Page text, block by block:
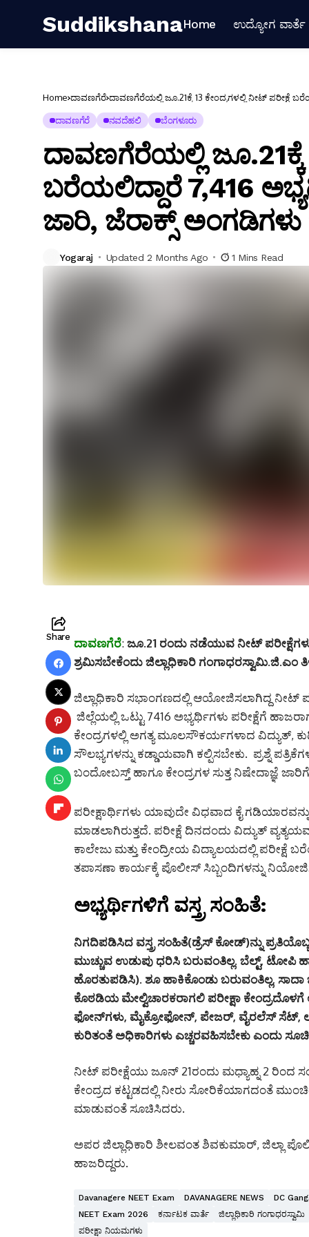
SuddikshanaHome ಉದ್ಯೋಗ ವಾರ್ತೆ
Home ದಾವಣಗೆರೆ ದಾವಣಗೆರೆಯಲ್ಲಿ ಜೂ.21ಕ್ಕೆ 13 ಕೇಂದ್ರಗಳಲ್ಲಿ ನೀಟ್ ಪರೀಕ್ಷೆ
ದಾವಣಗೆರೆ ನವದೆಹಲಿ ಬೆಂಗಳೂರು
ದಾವಣಗೆರೆಯಲ್ಲಿ ಜೂ.21ಕ್ಕೆ
ಬರೆಯಲಿದ್ದಾರೆ 7,416
ಜಾರಿ, ಜೆರಾಕ್ಸ್
Yogaraj Updated 2 Months Ago 1 Mins Read
Share ದಾವಣಗೆರೆ:ಜೂ.21 ರಂದು ನಡೆಯುವ ನೀಟ್
ಶ್ರಮಿಸಬೇಕೆಂದು ಜಿಲ್ಲಾಧಿಕಾರಿ ಗಂಗಾಧರಸ್ವಾಮಿ.ಜಿ.ಎಂ
ಜಿಲ್ಲಾಧಿಕಾರಿ ಸಭಾಂಗಣದಲ್ಲಿ ಆಯೋಜಿಸಲಾಗಿದ್ದ ನೀಟ್
ಜಿಲ್ಲೆಯಲ್ಲಿ ಒಟ್ಟು 7416 ಅಭ್ಯರ್ಥಿಗಳು ಪರೀಕ್ಷೆಗೆ
ಕೇಂದ್ರಗಳಲ್ಲಿ ಅಗತ್ಯ ಮೂಲಸೌಕರ್ಯಗಳಾದ ವಿದ್ಯುತ್,
ಸೌಲಭ್ಯಗಳನ್ನು ಕಡ್ಡಾಯವಾಗಿ ಕಲ್ಪಿಸಬೇಕು. ಪ್ರಶ್ನೆ
ಬಂದೋಬಸ್ತ್ ಹಾಗೂ ಕೇಂದ್ರಗಳ ಸುತ್ತ ನಿಷೇದಾಜ್ಞೆ
ಪರೀಕ್ಷಾರ್ಥಿಗಳು ಯಾವುದೇ ವಿಧವಾದ ಕೈ
ಮಾಡಲಾಗಿರುತ್ತದೆ. ಪರೀಕ್ಷೆ ದಿನದಂದು ವಿದ್ಯುತ್
ಕಾಲೇಜು ಮತ್ತು ಕೇಂದ್ರೀಯ ವಿದ್ಯಾಲಯದಲ್ಲಿ ಪರೀಕ್ಷೆ
ತಪಾಸಣಾ ಕಾರ್ಯಕ್ಕೆ ಪೊಲೀಸ್ ಸಿಬ್ಬಂದಿಗಳನ್ನು
ಅಭ್ಯರ್ಥಿಗಳಿಗೆ ವಸ್ತ್ರ ಸಂಹಿತೆ:
ನಿಗದಿಪಡಿಸಿದ ವಸ್ತ್ರ ಸಂಹಿತೆ(ಡ್ರೆಸ್ ಕೋಡ್)ನ್ನು
ಮುಚ್ಚುವ ಉಡುಪು ಧರಿಸಿ ಬರುವಂತಿಲ್ಲ. ಬೆಲ್ಟ್, ಟೋಪಿ
ಹೊರತುಪಡಿಸಿ). ಶೂ ಹಾಕಿಕೊಂಡು ಬರುವಂತಿಲ್ಲ, ಸಾದಾ
ಕೊಠಡಿಯ ಮೇಲ್ವಿಚಾರಕರಾಗಲಿ ಪರೀಕ್ಷಾ
ಫೋನ್‌ಗಳು, ಮೈಕ್ರೋಫೋನ್, ಪೇಜರ್, ವೈರಲೆಸ್ ಸೆಟ್,
ಕುರಿತಂತೆ ಅಧಿಕಾರಿಗಳು ಎಚ್ಚರವಹಿಸಬೇಕು ಎಂದು
ನೀಟ್ ಪರೀಕ್ಷೆಯು ಜೂನ್ 21ರಂದು ಮಧ್ಯಾಹ್ನ 2 ರಿಂದ
ಕೇಂದ್ರದ ಕಟ್ಟಡದಲ್ಲಿ ನೀರು ಸೋರಿಕೆಯಾಗದಂತೆ
ಮಾಡುವಂತೆ ಸೂಚಿಸಿದರು.
ಅಪರ ಜಿಲ್ಲಾಧಿಕಾರಿ ಶೀಲವಂತ ಶಿವಕುಮಾರ್, ಜಿಲ್ಲಾ
ಹಾಜರಿದ್ದರು.
Davanagere NEET Exam DAVANAGERE NEWS DC
NEET Exam 2026
ಕರ್ನಾಟಕ ವಾರ್ತೆ ಜಿಲ್ಲಾಧಿಕಾರಿ ಗಂಗಾಧರಸ್ವಾಮಿ
ಪರೀಕ್ಷಾ ನಿಯಮಗಳು